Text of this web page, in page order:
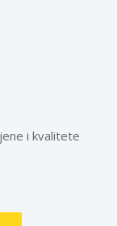
i kvalitete